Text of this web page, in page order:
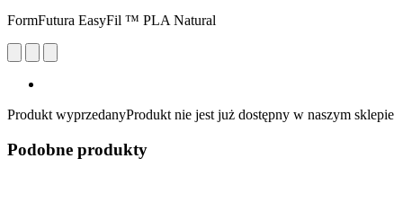
FormFutura EasyFil ™ PLA Natural
Produkt wyprzedanyProdukt nie jest już dostępny w naszym sklepie
Podobne produkty